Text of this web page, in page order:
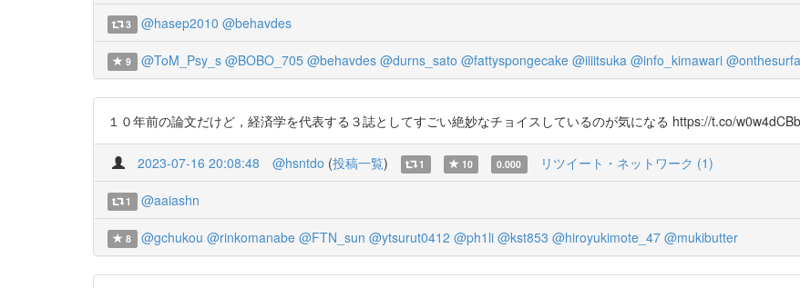
3 @hasep2010 @behavdes
9 @ToM_Psy_s @BOBO_705 @behavdes @durns_sato @fattyspongecake @iiiitsuka @info_kimawari
１０年前の論文だけど，経済学を代表する３誌としてすごい絶妙なチョイスしているのが気になる https://t.co/
2023-07-16 20:08:48 @hsntdo (投稿一覧) 1 10 0.000 リツイート・ネットワーク (1)
1 @aaiashn
8 @gchukou @rinkomanabe @FTN_sun @ytsurut0412 @ph1li @kst853 @hiroyukimote_47 @mukibutter